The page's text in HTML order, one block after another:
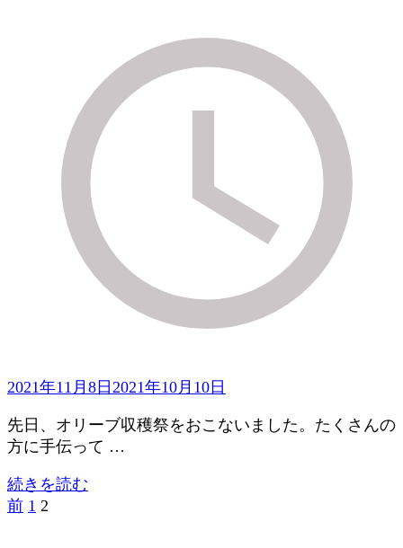
2021年11月8日 2021年10月10日
先日、オリーブ収穫祭をおこないました。たくさんの
方に手伝って …
続きを読む
投
前 固
1 固
2